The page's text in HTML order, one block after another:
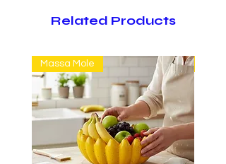
Related Products
Massa Mole